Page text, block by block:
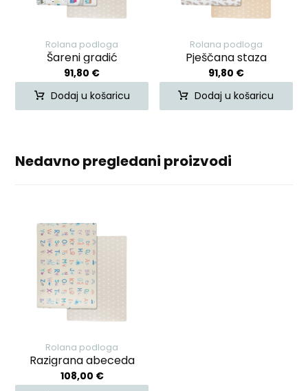
Rolana podloga
Šareni gradić
91,80 €
Dodaj u košaricu
Rolana podloga
Pješčana staza
91,80 €
Dodaj u košaricu
Nedavno pregledani proizvodi
Rolana podloga
Razigrana abeceda
108,00 €